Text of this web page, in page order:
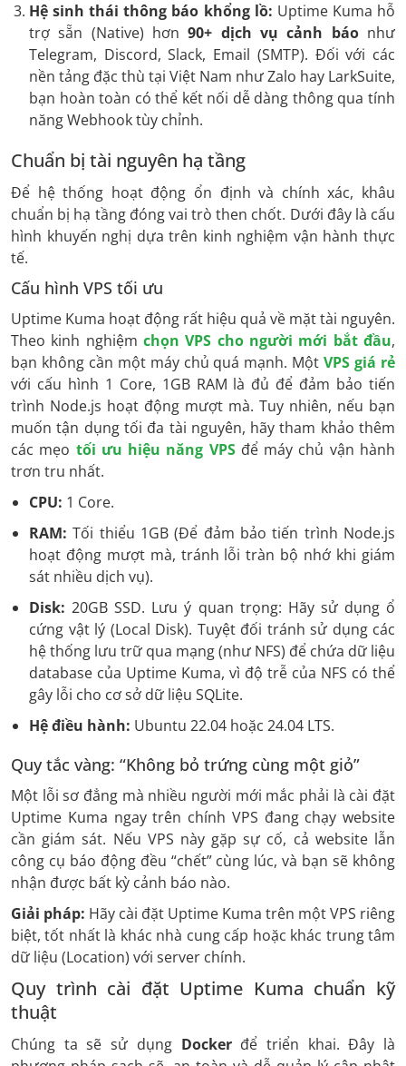
Hệ sinh thái thông báo khổng lồ: Uptime Kuma hỗ
trợ sẵn (Native) hơn90+ dịch vụ cảnh báonhư
Telegram, Discord, Slack, Email (SMTP). Đối với các
nền tảng đặc thù tại Việt Nam như Zalo hay LarkSuite,
bạn hoàn toàn có thể kết nối dễ dàng thông qua tính
năng Webhook tùy chỉnh.
Chuẩn bị tài nguyên hạ tầng
Để hệ thống hoạt động ổn định và chính xác, khâu
chuẩn bị hạ tầng đóng vai trò then chốt. Dưới đây là cấu
hình khuyến nghị dựa trên kinh nghiệm vận hành thực
tế.
Cấu hình VPS tối ưu
Uptime Kuma hoạt động rất hiệu quả về mặt tài nguyên.
Theo kinh nghiệm chọn VPS cho người mới bắt đầu,
bạn không cần một máy chủ quá mạnh. MộtVPS giá rẻ
với cấu hình 1 Core, 1GB RAM là đủ để đảm bảo tiến
trình Node.js hoạt động mượt mà. Tuy nhiên, nếu bạn
muốn tận dụng tối đa tài nguyên, hãy tham khảo thêm
các mẹo tối ưu hiệu năng VPSđể máy chủ vận hành
trơn tru nhất.
CPU: 1 Core.
RAM: Tối thiểu 1GB (Để đảm bảo tiến trình Node.js
hoạt động mượt mà, tránh lỗi tràn bộ nhớ khi giám
sát nhiều dịch vụ).
Disk: 20GB SSD. Lưu ý quan trọng: Hãy sử dụng ổ
cứng vật lý (Local Disk). Tuyệt đối tránh sử dụng các
hệ thống lưu trữ qua mạng (như NFS) để chứa dữ liệu
database của Uptime Kuma, vì độ trễ của NFS có thể
gây lỗi cho cơ sở dữ liệu SQLite.
Hệ điều hành: Ubuntu 22.04 hoặc 24.04 LTS.
Quy tắc vàng: “Không bỏ trứng cùng một giỏ”
Một lỗi sơ đẳng mà nhiều người mới mắc phải là cài đặt
Uptime Kuma ngay trên chính VPS đang chạy website
cần giám sát. Nếu VPS này gặp sự cố, cả website lẫn
công cụ báo động đều “chết” cùng lúc, và bạn sẽ không
nhận được bất kỳ cảnh báo nào.
Giải pháp: Hãy cài đặt Uptime Kuma trên một VPS riêng
biệt, tốt nhất là khác nhà cung cấp hoặc khác trung tâm
dữ liệu (Location) với server chính.
Quy trình cài đặt Uptime Kuma chuẩn kỹ
thuật
Chúng ta sẽ sử dụng Dockerđể triển khai. Đây là